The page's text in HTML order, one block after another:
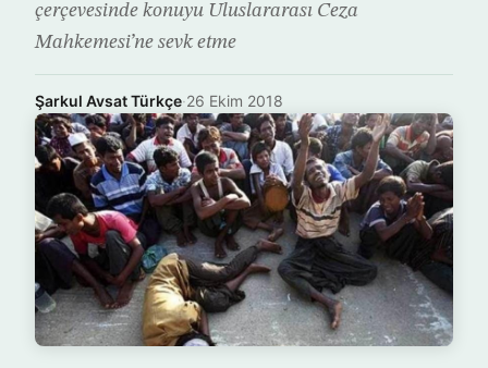
çerçevesinde konuyu Uluslararası Ceza
Mahkemesi’ne sevk etme
Şarkul Avsat Türkçe·26 Ekim 2018